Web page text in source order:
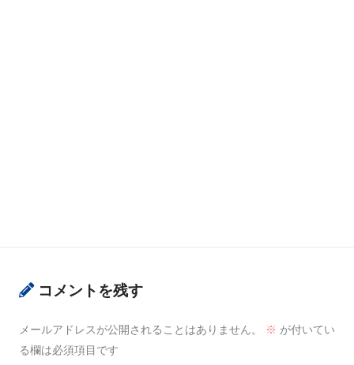
コメントを残す
メールアドレスが公開されることはありません。 ※ が付いてい
る欄は必須項目です